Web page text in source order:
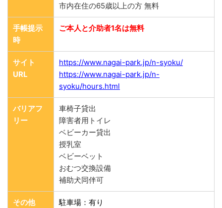
市内在住の65歳以上の方 無料
手帳提示
時
ご本人と介助者1名は無料
サイト
URL
https://www.nagai-park.jp/n-syoku/
https://www.nagai-park.jp/n-
syoku/hours.html
バリアフ
リー
車椅子貸出
障害者用トイレ
ベビーカー貸出
授乳室
ベビーベット
おむつ交換設備
補助犬同伴可
その他 駐車場：有り